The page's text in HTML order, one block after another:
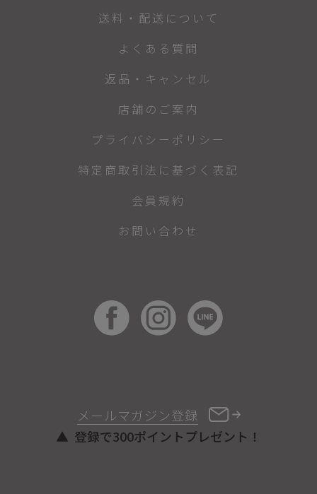
メールマガジン登録
登録で300ポイントプレゼント！
送料・配送について
よくある質問
返品・キャンセル
店舗のご案内
プライバシーポリシー
特定商取引法に基づく表記
会員規約
お問い合わせ